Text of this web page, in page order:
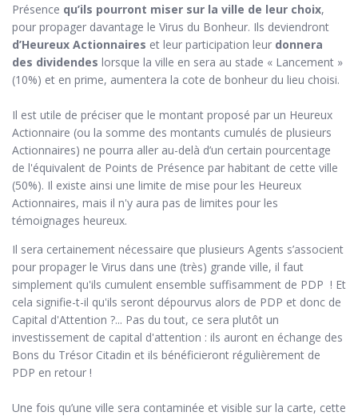
Présence qu’ils pourront miser sur la ville de leur choix,
pour propager davantage le Virus du Bonheur. Ils deviendront
d’Heureux Actionnaires et leur participation leur donnera
des dividendes lorsque la ville en sera au stade « Lancement »
(10%) et en prime, aumentera la cote de bonheur du lieu choisi.
Il est utile de préciser que le montant proposé par un Heureux
Actionnaire (ou la somme des montants cumulés de plusieurs
Actionnaires) ne pourra aller au-delà d’un certain pourcentage
de l'équivalent de Points de Présence par habitant de cette ville
(50%). Il existe ainsi une limite de mise pour les Heureux
Actionnaires, mais il n'y aura pas de limites pour les
témoignages heureux.
Il sera certainement nécessaire que plusieurs Agents s’associent
pour propager le Virus dans une (très) grande ville, il faut
simplement qu'ils cumulent ensemble suffisamment de PDP ! Et
cela signifie-t-il qu'ils seront dépourvus alors de PDP et donc de
Capital d'Attention ?... Pas du tout, ce sera plutôt un
investissement de capital d'attention : ils auront en échange des
Bons du Trésor Citadin et ils bénéficieront régulièrement de
PDP en retour !
Une fois qu’une ville sera contaminée et visible sur la carte, cette